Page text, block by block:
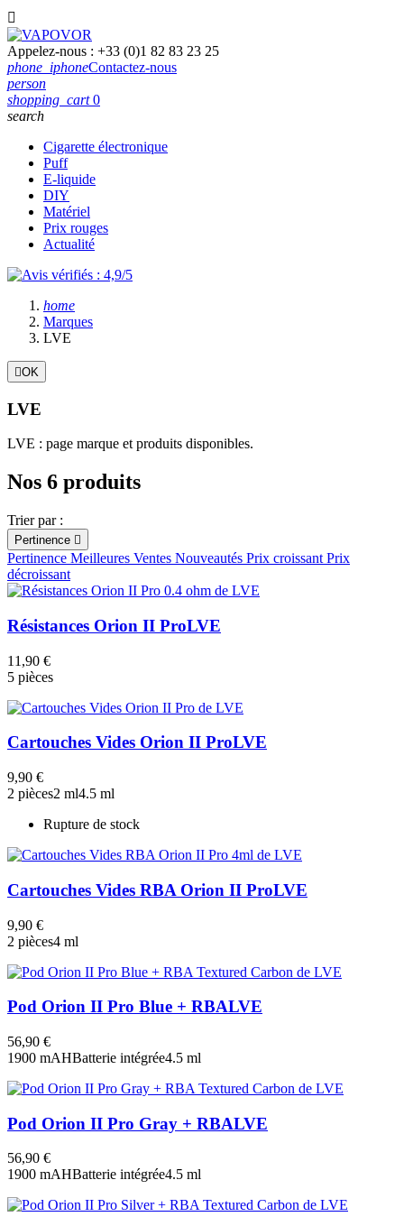

Appelez-nous : +33 (0)1 82 83 23 25
phone_iphoneContactez-nous
person
shopping_cart 0
search
Cigarette électronique
Puff
E-liquide
DIY
Matériel
Prix rouges
Actualité
home
Marques
LVE
Filtres:
Effacer les filtres
Catégories
Cigarette électronique
Matériel
Prix
€
€
Voir les Produits6
OK
LVE
LVE : page marque et produits disponibles.
Nos 6 produits
Trier par :
Pertinence 
Pertinence Meilleures Ventes Nouveautés Prix croissant Prix
décroissant
Résistances Orion II ProLVE
11,90 €
5 pièces
Cartouches Vides Orion II ProLVE
9,90 €
2 pièces2 ml4.5 ml
Rupture de stock
Cartouches Vides RBA Orion II ProLVE
9,90 €
2 pièces4 ml
Pod Orion II Pro Blue + RBALVE
56,90 €
1900 mAHBatterie intégrée4.5 ml
Pod Orion II Pro Gray + RBALVE
56,90 €
1900 mAHBatterie intégrée4.5 ml